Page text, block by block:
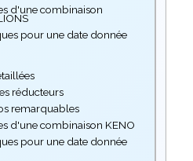
d'une combinaison
pour une date donnée
réducteurs
remarquables
d'une combinaison KENO
pour une date donnée